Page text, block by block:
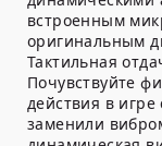
встроенным
оригинальным
Тактильная
Почувствуйте
действия в
заменили